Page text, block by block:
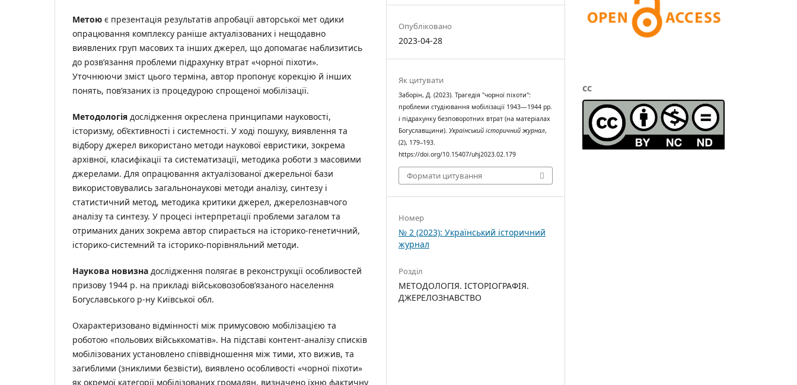
Метою є презентація результатів апробації авторської мет одики
опрацювання комплексу раніше актуалізованих і нещодавно
виявлених груп масових та інших джерел, що допомагає наблизитись
до розв’язання проблеми підрахунку втрат «чорної піхоти».
Уточнюючи зміст цього терміна, автор пропонує корекцію й інших
понять, пов’язаних із процедурою спрощеної мобілізації.
Методологія дослідження окреслена принципами науковості,
історизму, об’єктивності і системності. У ході пошуку, виявлення та
відбору джерел використано методи наукової евристики, зокрема
архівної, класифікації та систематизації, методика роботи з масовими
джерелами. Для опрацювання актуалізованої джерельної бази
використовувались загальнонаукові методи аналізу, синтезу і
статистичний метод, методика критики джерел, джерелознавчого
аналізу та синтезу. У процесі інтерпретації проблеми загалом та
отриманих даних зокрема автор спирається на історико-генетичний,
історико-системний та історико-порівняльний методи.
Наукова новизна дослідження полягає в реконструкції особливостей
призову 1944 р. на прикладі військовозобов’язаного населення
Богуславського р-ну Київської обл.
Охарактеризовано відмінності між примусовою мобілізацією та
роботою «польових військкоматів». На підставі контент-аналізу списків
мобілізованих установлено співвідношення між тими, хто вижив, та
загиблими (зниклими безвісти), виявлено особливості «чорної піхоти»
як окремої категорії мобілізованих громадян, визначено їхню фактичну
Опубліковано
2023-04-28
Як цитувати
Заборін, Д. (2023). Трагедія "чорної піхоти":
проблеми студіювання мобілізації 1943—1944 рр.
і підрахунку безповоротних втрат (на матеріалах
Богуславщини).Український історичний журнал,
(2), 179–193.
https://doi.org/10.15407/uhj2023.02.179
Формати цитування
Номер
№ 2 (2023): Український історичний
журнал
Розділ
МЕТОДОЛОГІЯ. ІСТОРІОГРАФІЯ.
ДЖЕРЕЛОЗНАВСТВО
cc